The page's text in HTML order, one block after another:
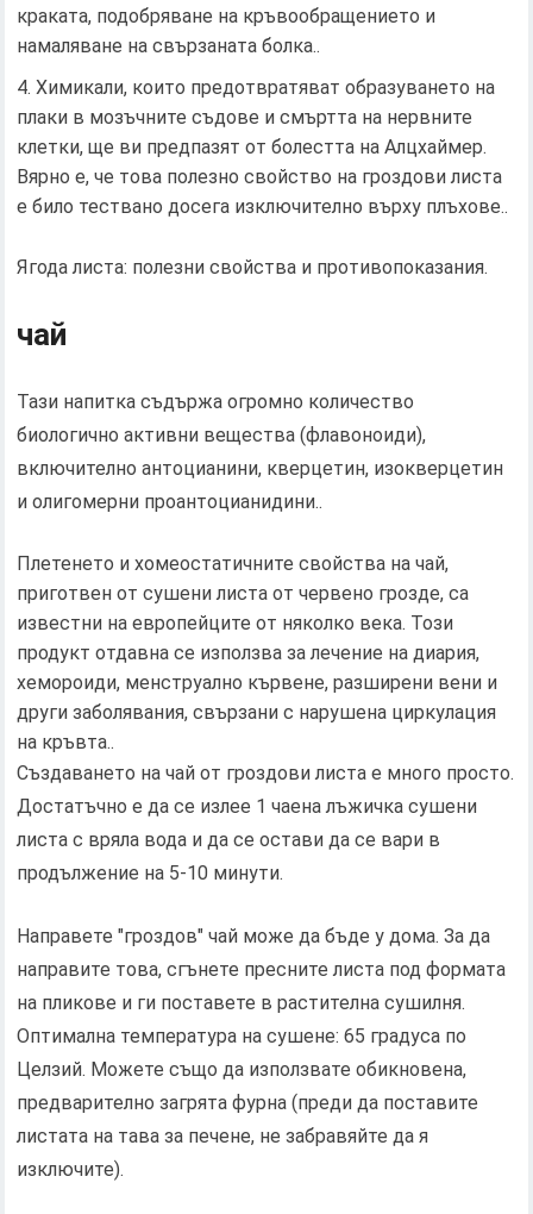
краката, подобряване на кръвообращението и
намаляване на свързаната болка..
Химикали, които предотвратяват образуването на
плаки в мозъчните съдове и смъртта на нервните
клетки, ще ви предпазят от болестта на Алцхаймер.
Вярно е, че това полезно свойство на гроздови листа
е било тествано досега изключително върху плъхове..
Ягода листа: полезни свойства и противопоказания.
чай
Тази напитка съдържа огромно количество
биологично активни вещества (флавоноиди),
включително антоцианини, кверцетин, изокверцетин
и олигомерни проантоцианидини..
Плетенето и хомеостатичните свойства на чай,
приготвен от сушени листа от червено грозде, са
известни на европейците от няколко века. Този
продукт отдавна се използва за лечение на диария,
хемороиди, менструално кървене, разширени вени и
други заболявания, свързани с нарушена циркулация
на кръвта..
Създаването на чай от гроздови листа е много просто.
Достатъчно е да се излее 1 чаена лъжичка сушени
листа с вряла вода и да се остави да се вари в
продължение на 5-10 минути.
Направете "гроздов" чай може да бъде у дома. За да
направите това, сгънете пресните листа под формата
на пликове и ги поставете в растителна сушилня.
Оптимална температура на сушене: 65 градуса по
Целзий. Можете също да използвате обикновена,
предварително загрята фурна (преди да поставите
листата на тава за печене, не забравяйте да я
изключите).